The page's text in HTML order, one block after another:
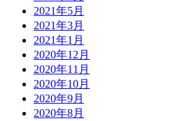
2021年5月
2021年3月
2021年1月
2020年12月
2020年11月
2020年10月
2020年9月
2020年8月